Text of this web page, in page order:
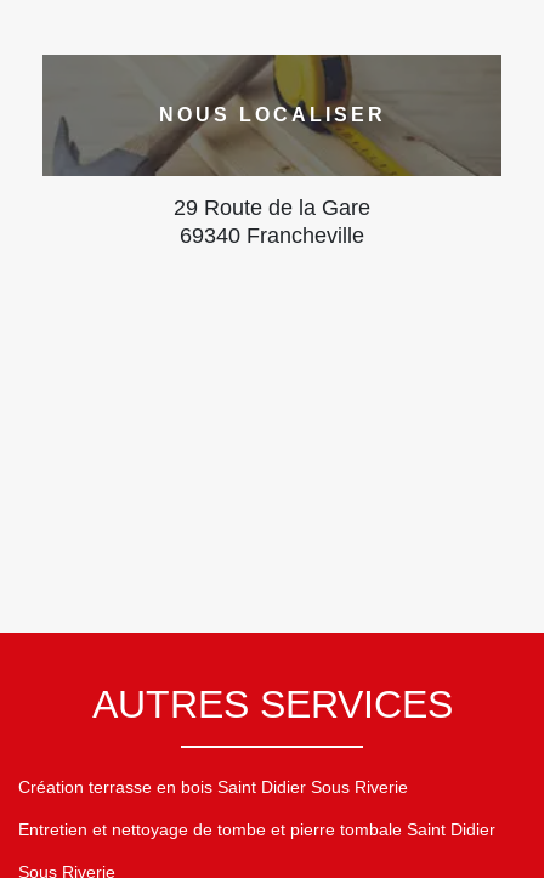
NOUS LOCALISER
29 Route de la Gare
69340 Francheville
AUTRES SERVICES
Création terrasse en bois Saint Didier Sous Riverie
Entretien et nettoyage de tombe et pierre tombale Saint Didier
Sous Riverie